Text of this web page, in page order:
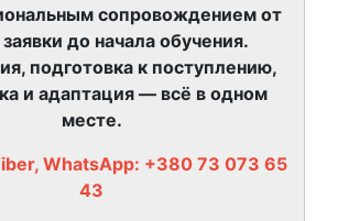
сопровождением от
до начала обучения.
подготовка к поступлению,
и адаптация — всё в одном
месте.
WhatsApp: +380 73 073 65
43